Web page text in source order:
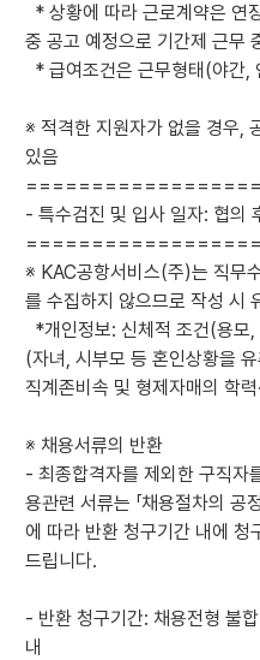
* 상황에 따라 근로계약은 연
중 공고 예정으로 기간제 근무
* 급여조건은 근무형태(야간,
※ 적격한 지원자가 없을 경우,
있음
- 특수검진 및 입사 일자: 협의
※ KAC공항서비스(주)는 직무
를 수집하지 않으므로 작성 시
*개인정보: 신체적 조건(용모
(자녀, 시부모 등 혼인상황을
직계존비속 및 형제자매의 학력
※ 채용서류의 반환
- 최종합격자를 제외한 구직자
용관련 서류는 「채용절차의 공
에 따라 반환 청구기간 내에 청
드립니다.
- 반환 청구기간: 채용전형 불
내